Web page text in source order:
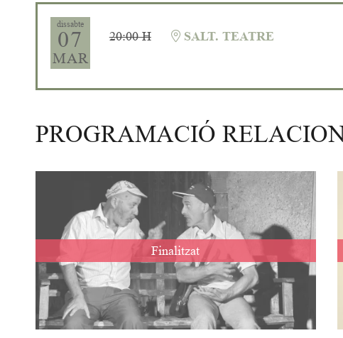
dissabte
07
MAR
20:00 H SALT. TEATRE
PROGRAMACIÓ
Finalitzat